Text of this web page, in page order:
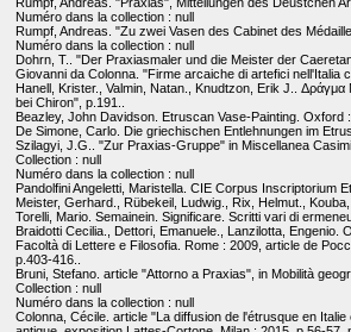
Numéro dans la collection : null
Rumpf, Andreas. "Zu zwei Vasen des Cabinet des
Numéro dans la collection : null
Dohrn, T.. "Der Praxiasmaler und die Meister der
Giovanni da Colonna. "Firme arcaiche di artefici
Hanell, Krister., Valmin, Natan., Knudtzon, Erik J..
bei Chiron", p.191..
Beazley, John Davidson. Etruscan Vase-Painting. Oxford
De Simone, Carlo. Die griechischen Entlehnungen im
Szilagyi, J.G.. "Zur Praxias-Gruppe" in Miscellanea
Collection : null
Numéro dans la collection : null
Pandolfini Angeletti, Maristella. CIE Corpus Inscriptorium
Meister, Gerhard., Rübekeil, Ludwig., Rix, Helmut.,
Torelli, Mario. Semainein. Significare. Scritti vari di
Braidotti Cecilia., Dettori, Emanuele., Lanzilotta,
Facoltà di Lettere e Filosofia. Rome : 2009, article de
p.403-416..
Bruni, Stefano. article "Attorno a Praxias", in Mobilità
Collection : null
Numéro dans la collection : null
Colonna, Cécile. article "La diffusion de l'étrusque en